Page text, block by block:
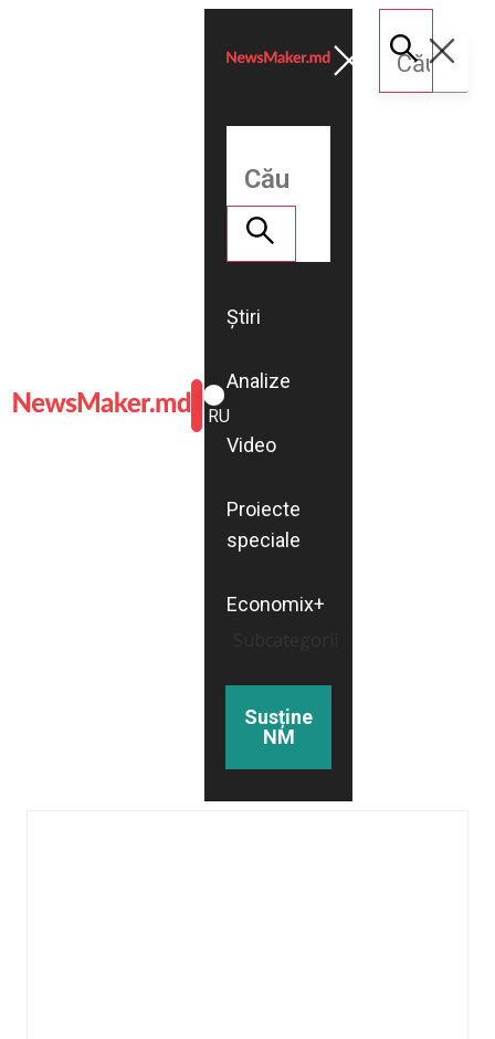
ROMÂNĂ
RU
Știri
Analize
Video
Proiecte
speciale
Economix+
Susține
NM